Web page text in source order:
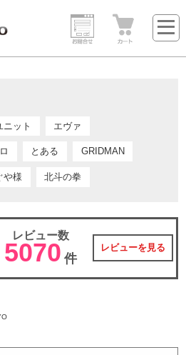
ニット エヴァ
とある GRIDMAN
や様 北斗の拳
レビュー数
5070 件
レビューを見る